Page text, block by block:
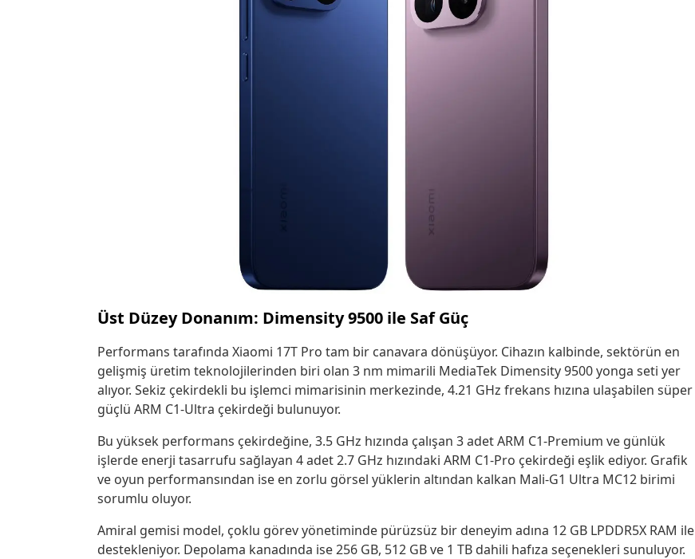
Üst Düzey Donanım: Dimensity 9500 ile Saf Güç
Performans tarafında Xiaomi 17T Pro tam bir canavara dönüşüyor. Cihazın kalbinde, sektörün en
gelişmiş üretim teknolojilerinden biri olan 3 nm mimarili MediaTek Dimensity 9500 yonga seti yer
alıyor. Sekiz çekirdekli bu işlemci mimarisinin merkezinde, 4.21 GHz frekans hızına ulaşabilen süper
güçlü ARM C1-Ultra çekirdeği bulunuyor.
Bu yüksek performans çekirdeğine, 3.5 GHz hızında çalışan 3 adet ARM C1-Premium ve günlük
işlerde enerji tasarrufu sağlayan 4 adet 2.7 GHz hızındaki ARM C1-Pro çekirdeği eşlik ediyor. Grafik
ve oyun performansından ise en zorlu görsel yüklerin altından kalkan Mali-G1 Ultra MC12 birimi
sorumlu oluyor.
Amiral gemisi model, çoklu görev yönetiminde pürüzsüz bir deneyim adına 12 GB LPDDR5X RAM ile
destekleniyor. Depolama kanadında ise 256 GB, 512 GB ve 1 TB dahili hafıza seçenekleri sunuluyor.